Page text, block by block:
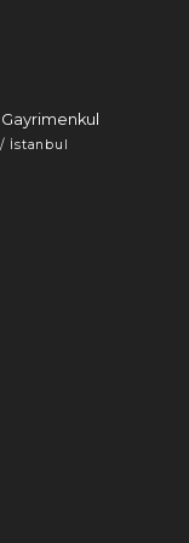
İstanbul